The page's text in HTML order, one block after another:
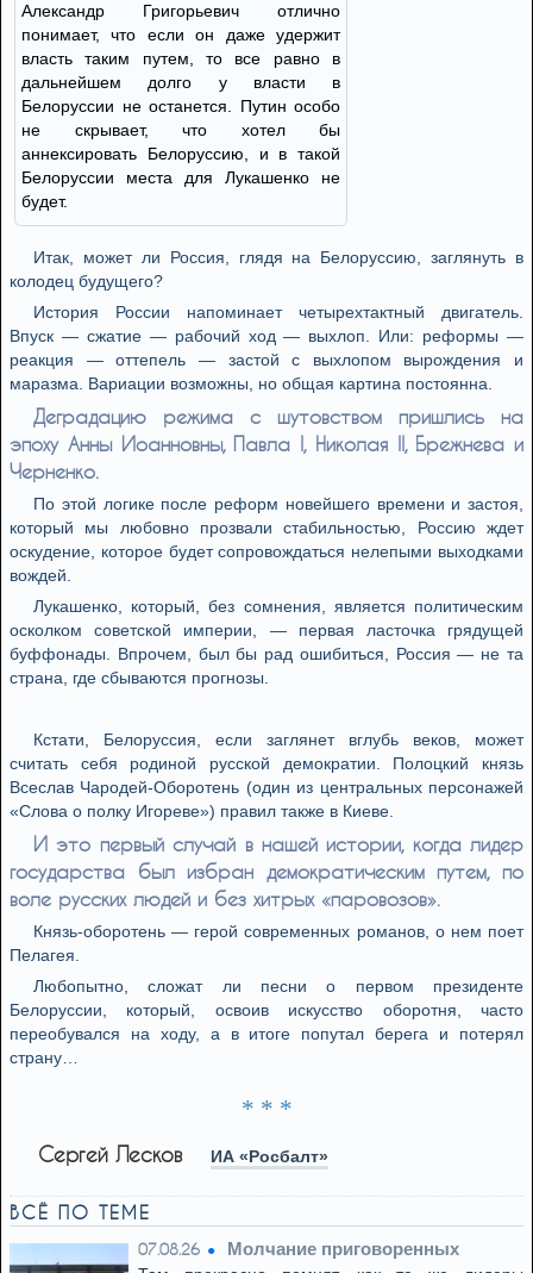
Александр Григорьевич отлично
понимает, что если он даже удержит
власть таким путем, то все равно в
дальнейшем долго у власти в
Белоруссии не останется. Путин особо
не скрывает, что хотел бы
аннексировать Белоруссию, и в такой
Белоруссии места для Лукашенко не
будет.
Итак, может ли Россия, глядя на Белоруссию, заглянуть в
колодец будущего?
История России напоминает четырехтактный двигатель.
Впуск — сжатие — рабочий ход — выхлоп. Или: реформы —
реакция — оттепель — застой с выхлопом вырождения и
маразма. Вариации возможны, но общая картина постоянна.
Деградацию режима с шутовством пришлись на
эпоху Анны Иоанновны, Павла I, Николая II, Брежнева и
Черненко.
По этой логике после реформ новейшего времени и застоя,
который мы любовно прозвали стабильностью, Россию ждет
оскудение, которое будет сопровождаться нелепыми выходками
вождей.
Лукашенко, который, без сомнения, является политическим
осколком советской империи, — первая ласточка грядущей
буффонады. Впрочем, был бы рад ошибиться, Россия — не та
страна, где сбываются прогнозы.
Кстати, Белоруссия, если заглянет вглубь веков, может
считать себя родиной русской демократии. Полоцкий князь
Всеслав Чародей-Оборотень (один из центральных персонажей
«Слова о полку Игореве») правил также в Киеве.
И это первый случай в нашей истории, когда лидер
государства был избран демократическим путем, по
воле русских людей и без хитрых «паровозов».
Князь-оборотень — герой современных романов, о нем поет
Пелагея.
Любопытно, сложат ли песни о первом президенте
Белоруссии, который, освоив искусство оборотня, часто
переобувался на ходу, а в итоге попутал берега и потерял
страну…
* * *
Сергей Лесков ИА «Росбалт»
ВСЁ ПО ТЕМЕ
07.08.26 Молчание приговоренных